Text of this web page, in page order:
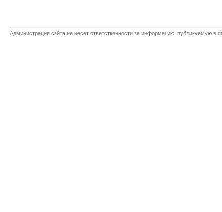
Администрация сайта не несет ответственности за информацию, публикуемую